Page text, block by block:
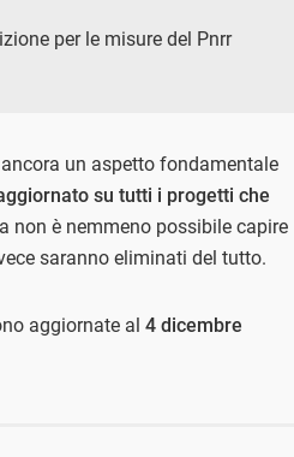
per le misure del Pnrr
un aspetto fondamentale
su tutti i progetti che
non è nemmeno possibile capire
saranno eliminati del tutto.
aggiornate al 4 dicembre